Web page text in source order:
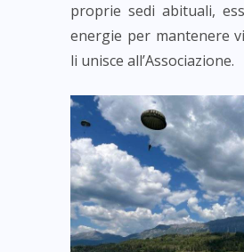
proprie sedi abituali,
energie per mantenere
li unisce all’Associazione.